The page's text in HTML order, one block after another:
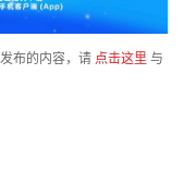
布的内容，请 点击这里 与